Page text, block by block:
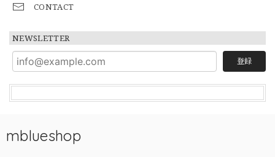
CONTACT
NEWSLETTER
登録
mblueshop